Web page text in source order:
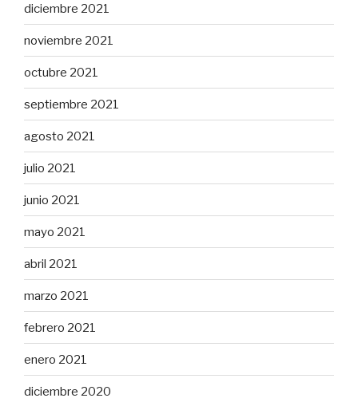
diciembre 2021
noviembre 2021
octubre 2021
septiembre 2021
agosto 2021
julio 2021
junio 2021
mayo 2021
abril 2021
marzo 2021
febrero 2021
enero 2021
diciembre 2020